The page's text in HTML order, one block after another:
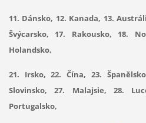
11. Dánsko, 12. Kanada, 13.
Švýcarsko, 17. Rakousko, 18.
Holandsko,
21. Irsko, 22. Čína, 23.
Slovinsko, 27. Malajsie, 28.
Portugalsko,